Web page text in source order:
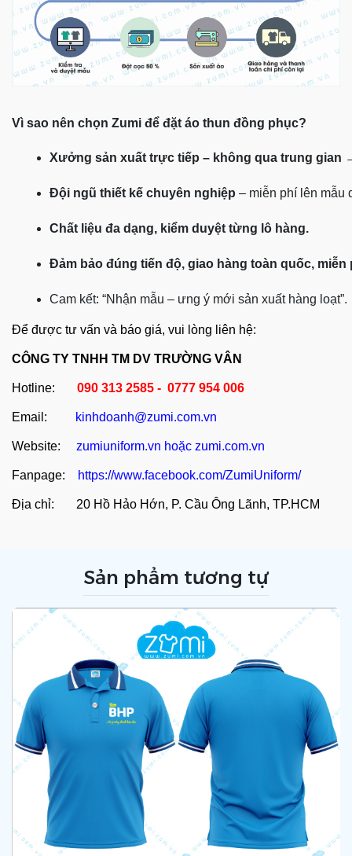
Vì sao nên chọn Zumi để đặt áo thun đồng phục?
Xưởng sản xuất trực tiếp – không qua trung gian
Đội ngũ thiết kế chuyên nghiệp – miễn phí lên mẫu
Chất liệu đa dạng, kiểm duyệt từng lô hàng.
Đảm bảo đúng tiến độ, giao hàng toàn quốc, miễn
Cam kết: “Nhận mẫu – ưng ý mới sản xuất hàng loạt”.
Để được tư vấn và báo giá, vui lòng liên hệ:
CÔNG TY TNHH TM DV TRƯỜNG VÂN
Hotline: 090 313 2585 - 0777 954 006
Email: kinhdoanh@zumi.com.vn
Website: zumiuniform.vn hoặc zumi.com.vn
Fanpage: https://www.facebook.com/ZumiUniform/
Địa chỉ: 20 Hồ Hảo Hớn, P. Cầu Ông Lãnh, TP.HCM
Sản phẩm tương tự